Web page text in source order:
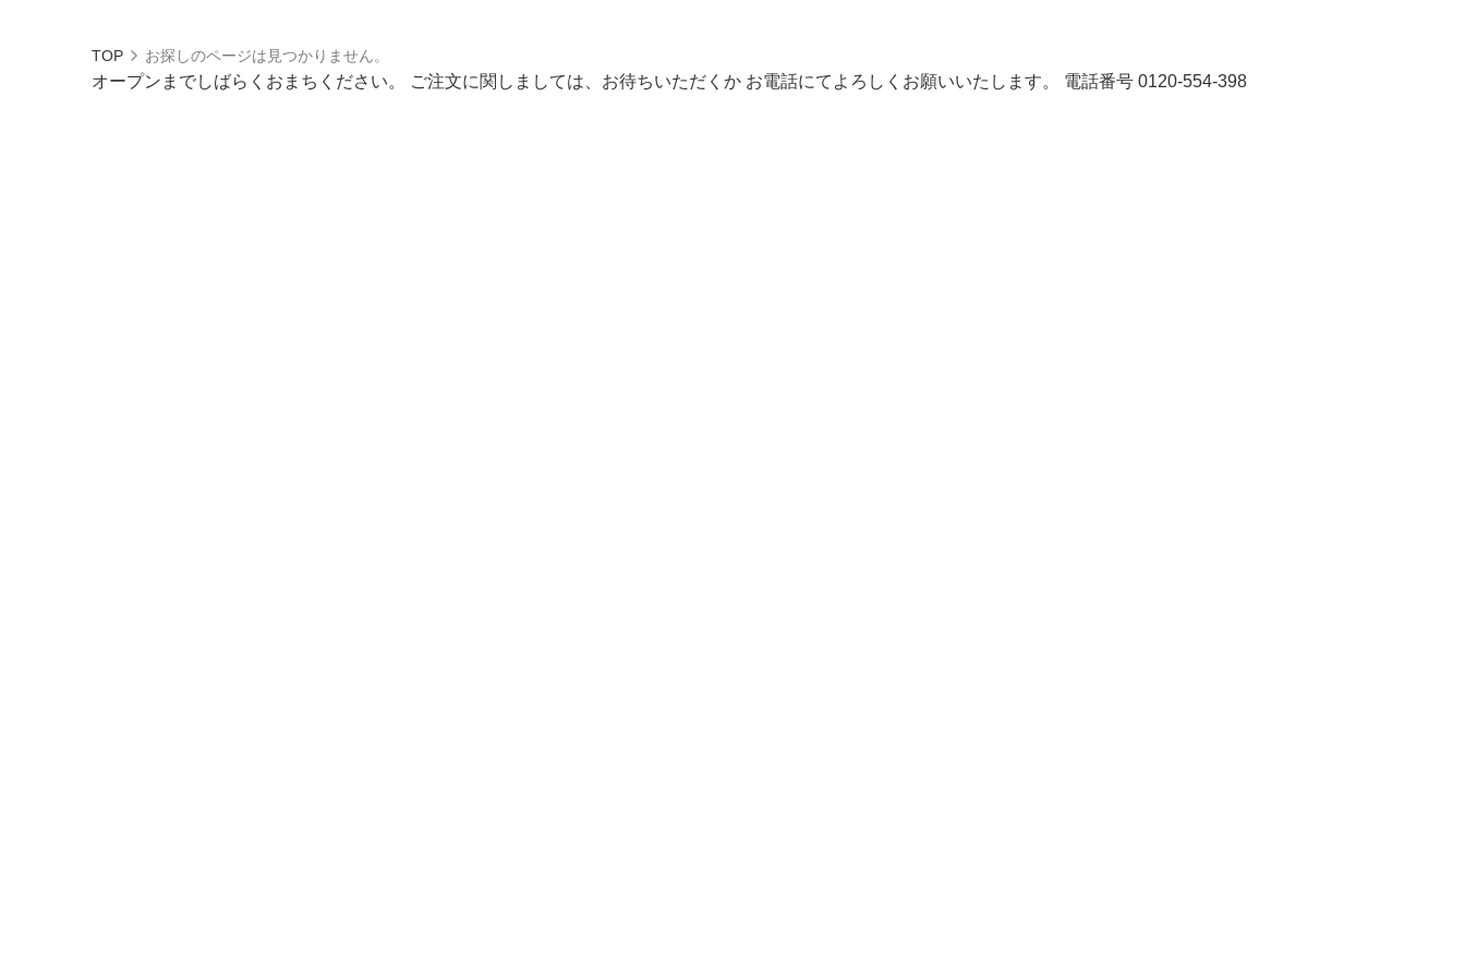
TOP お探しのページは見つかりません。
オープンまでしばらくおまちください。 ご注文に関しましては、お待ちいただくか お電話にてよろしくお願いいたします。 電話番号 0120-554-398